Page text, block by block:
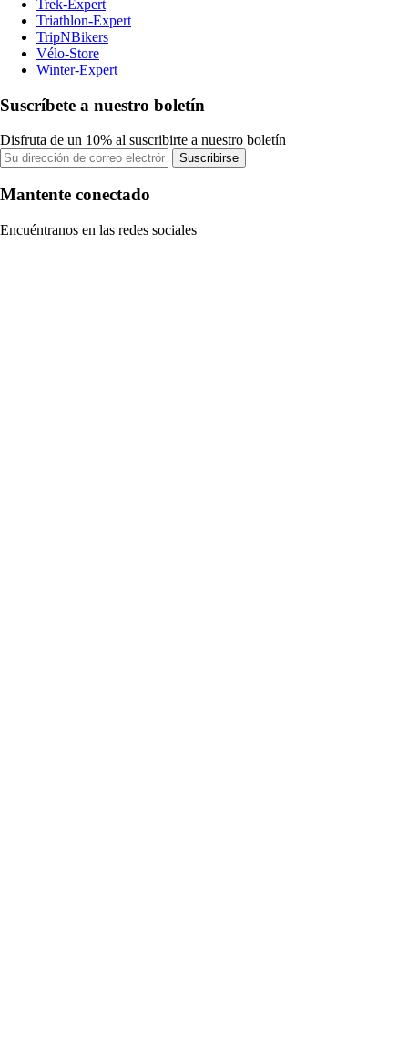
Trek-Expert
Triathlon-Expert
TripNBikers
Vélo-Store
Winter-Expert
Suscríbete a nuestro boletín
Disfruta de un 10% al suscribirte a nuestro boletín
Suscribirse
Mantente conectado
Encuéntranos en las redes sociales